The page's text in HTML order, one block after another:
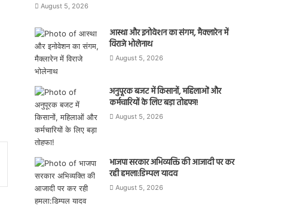
August 5, 2026
आस्था और इनोवेशन का संगम, मैक्लारेन में
विराजे भोलेनाथ
August 5, 2026
अनुपूरक बजट में किसानों, महिलाओं और
कर्मचारियों के लिए बड़ा तोहफा!
August 5, 2026
भाजपा सरकार अभिव्यक्ति की आजादी पर कर
रही हमला:डिम्पल यादव
August 5, 2026